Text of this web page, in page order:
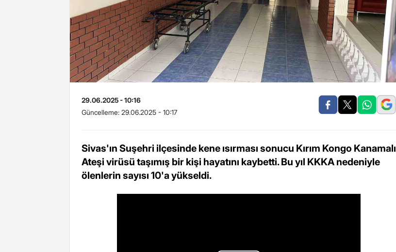
29.06.2025 - 10:16
Güncelleme: 29.06.2025 - 10:17
Sivas'ın Suşehri ilçesinde kene ısırması sonucu Kırım Kongo Kanamalı
Ateşi virüsü taşımış bir kişi hayatını kaybetti. Bu yıl KKKA nedeniyle
ölenlerin sayısı 10'a yükseldi.